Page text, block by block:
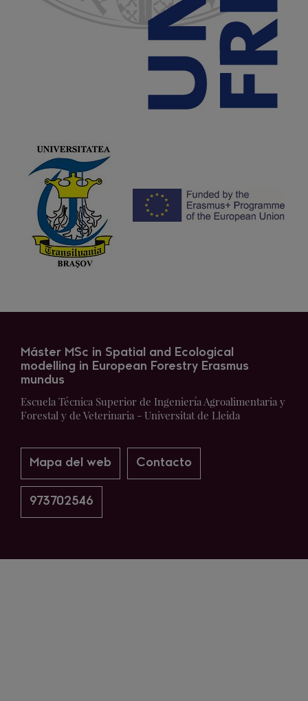
Máster MSc in Spatial and Ecological
modelling in European Forestry Erasmus
mundus
Escuela Técnica Superior de Ingeniería Agroalimentaria y
Forestal y de Veterinaria - Universitat de Lleida
Mapa del web Contacto
973702546